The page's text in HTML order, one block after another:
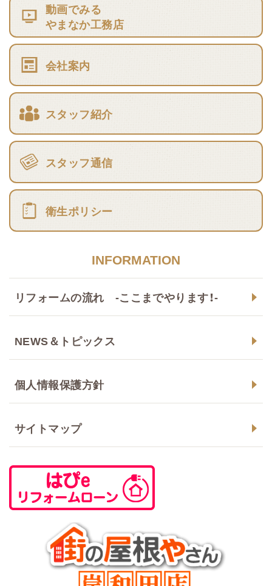
動画でみる
やまなか工務店
会社案内
スタッフ紹介
スタッフ通信
衛生ポリシー
INFORMATION
リフォームの流れ -ここまでやります！-
NEWS＆トピックス
個人情報保護方針
サイトマップ